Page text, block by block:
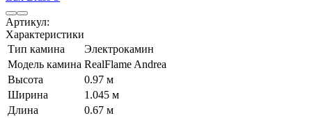
Артикул:
Характеристики
Тип камина
Электрокамин
Модель камина RealFlame Andrea
Высота
0.97 м
Ширина
1.045 м
Длина
0.67 м